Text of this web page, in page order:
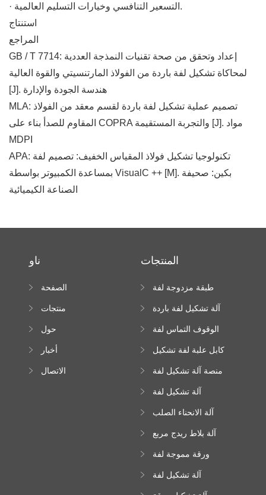
· التسعير التنافسي وخيارات التسليم العالمية.
استنتاج
المراجع
GB / T 7714: إعداد وتحقق من صحة تقنيات النمذجة العددية
لمحاكاة تشكيل لفة باردة من الفولاذ المارتنسيتي والقوة العالية
[J]. هندسة الجودة والإدارة
MLA: تصميم عملية تشكيل لفة باردة لقسم معقد من الفولاذ
المقاوم للصدأ بناء على COPRA والتجربة المستقيمة [J]. مواد
MDPI
APA: تكنولوجيا تشكيل فولاذ المقياس الخفيف: تصميم لفة
بمساعدة الكمبيوتر بواسطة VisualC ++ [M]. بكين: صحيفة
الصناعة الكيميائية
ناو
الصفحة
منتجات
حول
أخبار
الاتصال
المنتجات
طبقة مزدوجة لفة
آلة تشكيل لفة باردة
الوقوف التماس لفة
كابل علبة لفة تشكيل
منصة آلة تشكيل لفة
آلة تشكيل لفة
آلة الانحناء الصلب
آلة بلاط ريدج مربع
ورقة مموجة لفة
آلة تشكيل لفة